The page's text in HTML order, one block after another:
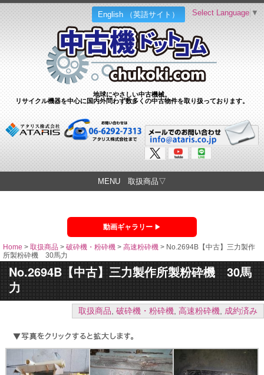
English （英語サイト）
地球にやさしい中古機械。
リサイクル機器を中心に国内外問わず数多くの中古物件を取り扱っております。
Select Language ▼
MENU 取扱商品▽
動画ギャラリー
Home > 取扱商品 > 破砕機・粉砕機 > 高速粉砕機 > No.2694B【中古】三力製作
所製粉砕機 30馬力
No.2694B【中古】三力製作所製粉砕機 30馬
力
取扱商品, 破砕機・粉砕機, 高速粉砕機, 成約済み